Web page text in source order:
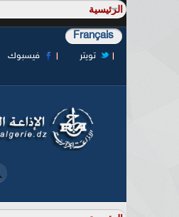
Français
فيسبوك
تويتر